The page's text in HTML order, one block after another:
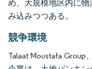
め、大規模地区内に
み込みつつある。
競争環境
Talaat Moustafa